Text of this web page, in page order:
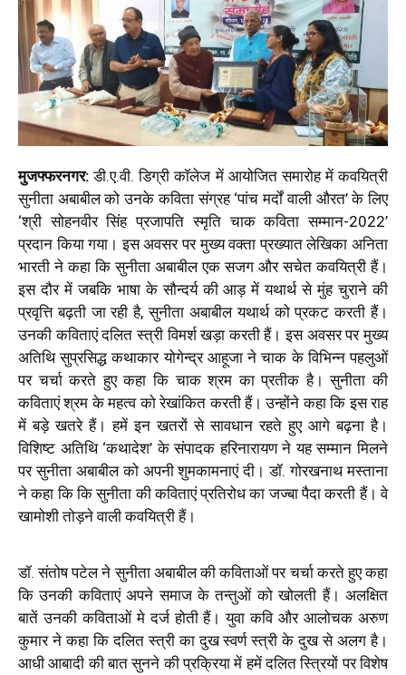
मुजफ्फरनगर: डी.ए.वी. डिग्री कॉलेज में आयोजित समारोह में कवयित्री
सुनीता अबाबील को उनके कविता संग्रह ‘पांच मर्दों वाली औरत’ के लिए
‘श्री सोहनवीर सिंह प्रजापति स्मृति चाक कविता सम्मान-2022’
प्रदान किया गया। इस अवसर पर मुख्य वक्ता प्रख्यात लेखिका अनिता
भारती ने कहा कि सुनीता अबाबील एक सजग और सचेत कवयित्री हैं।
इस दौर में जबकि भाषा के सौन्दर्य की आड़ में यथार्थ से मुंह चुराने की
प्रवृत्ति बढ़ती जा रही है, सुनीता अबाबील यथार्थ को प्रकट करती हैं।
उनकी कविताएं दलित स्त्री विमर्श खड़ा करती हैं। इस अवसर पर मुख्य
अतिथि सुप्रसिद्ध कथाकार योगेन्द्र आहूजा ने चाक के विभिन्न पहलुओं
पर चर्चा करते हुए कहा कि चाक श्रम का प्रतीक है। सुनीता की
कविताएं श्रम के महत्व को रेखांकित करती हैं। उन्होंने कहा कि इस राह
में बड़े खतरे हैं। हमें इन खतरों से सावधान रहते हुए आगे बढ़ना है।
विशिष्ट अतिथि ‘कथादेश’ के संपादक हरिनारायण ने यह सम्मान मिलने
पर सुनीता अबाबील को अपनी शुमकामनाएं दी। डॉ. गोरखनाथ मस्ताना
ने कहा कि कि सुनीता की कविताएं प्रतिरोध का जज्बा पैदा करती हैं। वे
खामोशी तोड़ने वाली कवयित्री हैं।
डॉ. संतोष पटेल ने सुनीता अबाबील की कविताओं पर चर्चा करते हुए कहा
कि उनकी कविताएं अपने समाज के तन्तुओं को खोलती हैं। अलक्षित
बातें उनकी कविताओं मे दर्ज होती हैं। युवा कवि और आलोचक अरुण
कुमार ने कहा कि दलित स्त्री का दुख स्वर्ण स्त्री के दुख से अलग है।
आधी आबादी की बात सुनने की प्रक्रिया में हमें दलित स्त्रियों पर विशेष